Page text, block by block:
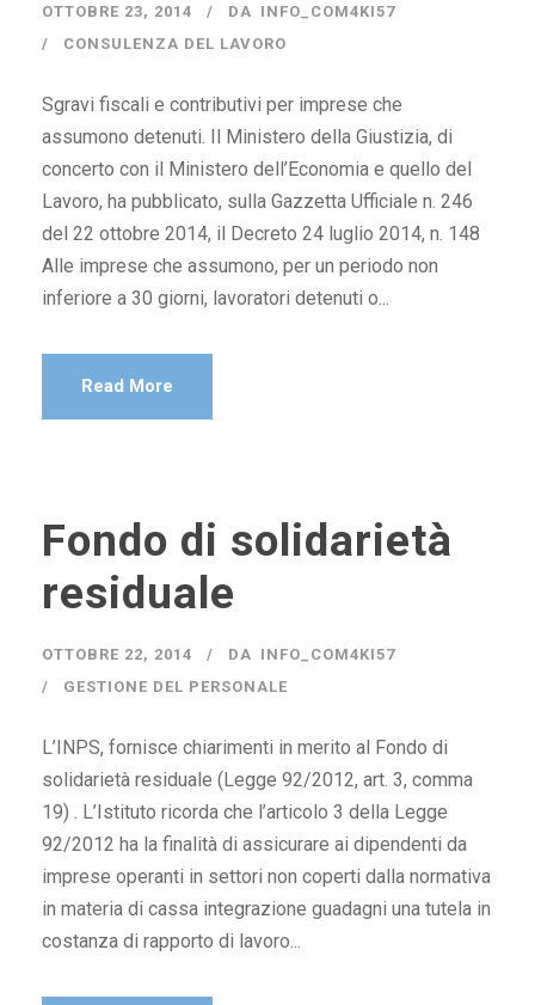
OTTOBRE 23, 2014 DA INFO_COM4KI57
CONSULENZA DEL LAVORO
Sgravi fiscali e contributivi per imprese che
assumono detenuti. Il Ministero della Giustizia, di
concerto con il Ministero dell’Economia e quello del
Lavoro, ha pubblicato, sulla Gazzetta Ufficiale n. 246
del 22 ottobre 2014, il Decreto 24 luglio 2014, n. 148
Alle imprese che assumono, per un periodo non
inferiore a 30 giorni, lavoratori detenuti o...
Read More
Fondo di solidarietà
residuale
OTTOBRE 22, 2014 DA INFO_COM4KI57
GESTIONE DEL PERSONALE
L’INPS, fornisce chiarimenti in merito al Fondo di
solidarietà residuale (Legge 92/2012, art. 3, comma
19) . L’Istituto ricorda che l’articolo 3 della Legge
92/2012 ha la finalità di assicurare ai dipendenti da
imprese operanti in settori non coperti dalla normativa
in materia di cassa integrazione guadagni una tutela in
costanza di rapporto di lavoro...